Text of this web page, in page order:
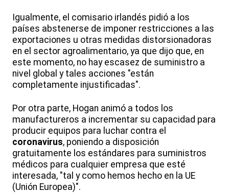
Igualmente, el comisario irlandés pidió a los
países abstenerse de imponer restricciones a las
exportaciones u otras medidas distorsionadoras
en el sector agroalimentario, ya que dijo que, en
este momento, no hay escasez de suministro a
nivel global y tales acciones "están
completamente injustificadas".
Por otra parte, Hogan animó a todos los
manufactureros a incrementar su capacidad para
producir equipos para luchar contra el
coronavirus, poniendo a disposición
gratuitamente los estándares para suministros
médicos para cualquier empresa que esté
interesada, "tal y como hemos hecho en la UE
(Unión Europea)".